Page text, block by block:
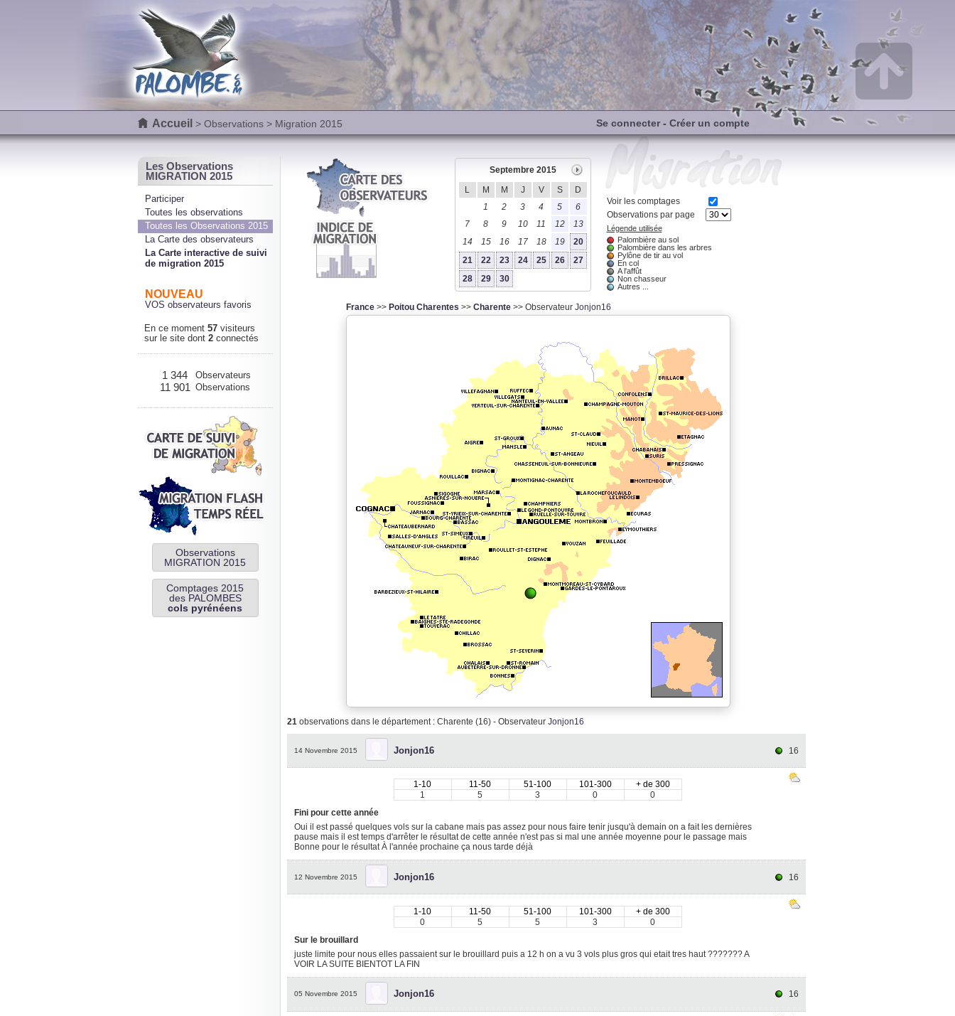
Accueil > Observations> Migration 2015 Se connecter- Créer un compte
Les Observations
MIGRATION 2015
Participer
Toutes les observations
Toutes les Observations 2015
La Carte des observateurs
La Carte interactive de suivi
de migration 2015
NOUVEAU
VOS observateurs favoris
En ce moment 57visiteurs
sur le site dont 2connectés
1 344 Observateurs
11 901 Observations
Observations
MIGRATION 2015
Comptages 2015
des PALOMBES
cols pyrénéens
Septembre 2015
L
M M J V S
D
1
2 3 4 5
6
7
8 9 10 11 12
13
14
15 16 17 18 19
20
21
22 23 24 25 26
27
28
29 30
Voir les comptages
Observations par page
Légende utilisée
Palombière au sol
Palombière dans les arbres
Pylône de tir au vol
En col
A l'affût
Non chasseur
Autres ...
France>> Poitou Charentes >> Charente>> Observateur Jonjon16
21observations dans le département : Charente (16) - Observateur Jonjon16
14 Novembre 2015 Jonjon16 16
1-10 11-50 51-100 101-300
+ de 300
1
5 3 0
0
Fini pour cette année
Oui il est passé quelques vols sur la cabane mais pas assez pour nous faire tenir jusqu'à demain on a fait les dernières
pause mais il est temps d'arrêter le résultat de cette année n'est pas si mal une année moyenne pour le passage mais
Bonne pour le résultat À l'année prochaine ça nous tarde déjà
12 Novembre 2015 Jonjon16 16
1-10 11-50 51-100 101-300
+ de 300
0
5 5 3
0
Sur le brouillard
juste limite pour nous elles passaient sur le brouillard puis a 12 h on a vu 3 vols plus gros qui etait tres haut ??????? A
VOIR LA SUITE BIENTOT LA FIN
05 Novembre 2015 Jonjon16 16